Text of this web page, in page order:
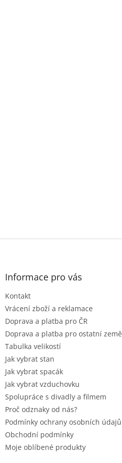
Z
Informace pro vás
Kontakt
Vrácení zboží a reklamace
Doprava a platba pro ČR
Doprava a platba pro ostatní země
Tabulka velikostí
Jak vybrat stan
Jak vybrat spacák
Jak vybrat vzduchovku
Spolupráce s divadly a filmem
Proč odznaky od nás?
Podmínky ochrany osobních údajů
Obchodní podmínky
Moje oblíbené produkty